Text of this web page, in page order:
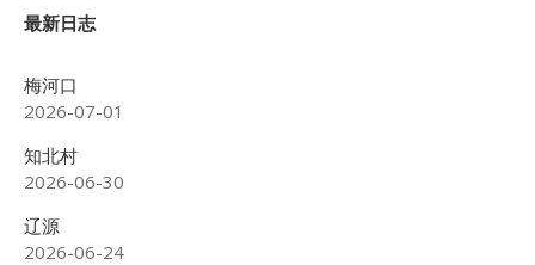
最新日志
梅河口
2026-07-01
知北村
2026-06-30
辽源
2026-06-24